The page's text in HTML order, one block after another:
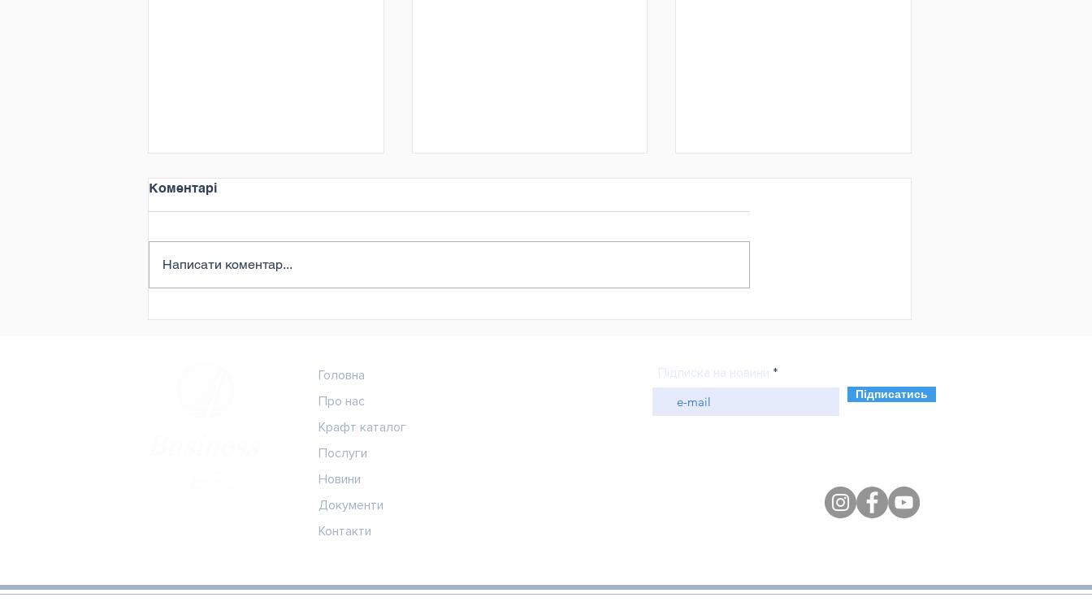
виробництвами Сумщини
Коментарі
Написати коментар...
Головна
Про нас
Крафт каталог
Послуги
Новини
Документи
Контакти
Підписка на новини
Підписатись